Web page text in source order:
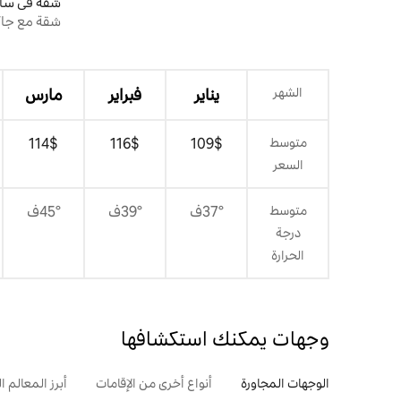
شقة مع
الشهر يناير فبراير مارس
متوسط
السعر
$‏109
$‏116
$‏114
متوسط
درجة
الحرارة
37°ف 39°ف 45°ف
وجهات يمكنك استكشافها
الوجهات المجاورة أنواع أخرى من الإقامات أبرز المعالم